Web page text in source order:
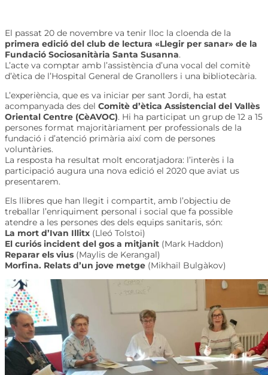
El passat 20 de novembre va tenir lloc la cloenda de la
primera edició del club de lectura «Llegir per sanar» de la
Fundació Sociosanitària Santa Susanna.
L’acte va comptar amb l’assistència d’una vocal del comitè
d’ètica de l’Hospital General de Granollers i una bibliotecària.
L’experiència, que es va iniciar per sant Jordi, ha estat
acompanyada des del Comitè d’ètica Assistencial del Vallès
Oriental Centre (CèAVOC). Hi ha participat un grup de 12 a 15
persones format majoritàriament per professionals de la
fundació i d’atenció primària així com de persones
voluntàries.
La resposta ha resultat molt encoratjadora: l’interès i la
participació augura una nova edició el 2020 que aviat us
presentarem.
Els llibres que han llegit i compartit, amb l’objectiu de
treballar l’enriquiment personal i social que fa possible
atendre a les persones des dels equips sanitaris, són:
La mort d’Ivan Illitx (Lleó Tolstoi)
El curiós incident del gos a mitjanit (Mark Haddon)
Reparar els vius (Maylis de Kerangal)
Morfina. Relats d’un jove metge (Mikhaïl Bulgàkov)